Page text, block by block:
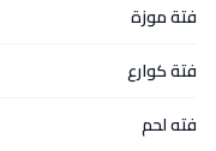
فتة موزة
فتة كوارع
فته لحم